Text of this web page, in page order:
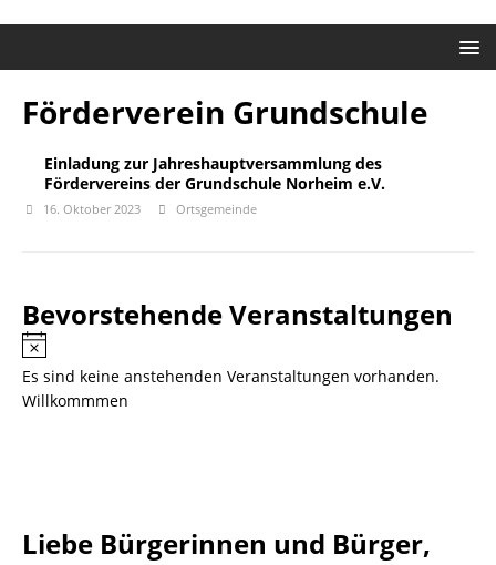
Förderverein Grundschule
Einladung zur Jahreshauptversammlung des
Fördervereins der Grundschule Norheim e.V.
16. Oktober 2023 Ortsgemeinde
Bevorstehende Veranstaltungen
n
Es sind keine anstehenden Veranstaltungen vorhanden.
Willkommmen
Liebe Bürgerinnen und Bürger,